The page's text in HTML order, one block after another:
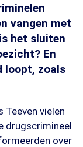
vangen met
het sluiten
En
loopt, zoals
vielen
drugscrimineel
over